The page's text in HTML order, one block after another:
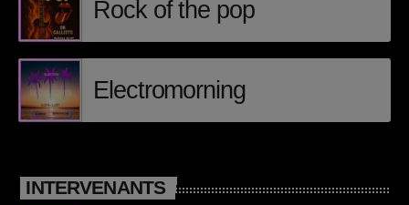
French touch
Highlights
Music
pop electro
Rock of the pop
Electromorning
INTERVENANTS